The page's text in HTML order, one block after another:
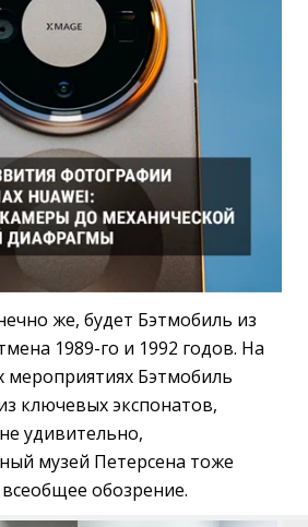
же, будет Бэтмобиль из
1989-го и 1992 годов. На
Бэтмобиль
ключевых экспонатов,
удивительно,
музей Петерсена тоже
обозрение.